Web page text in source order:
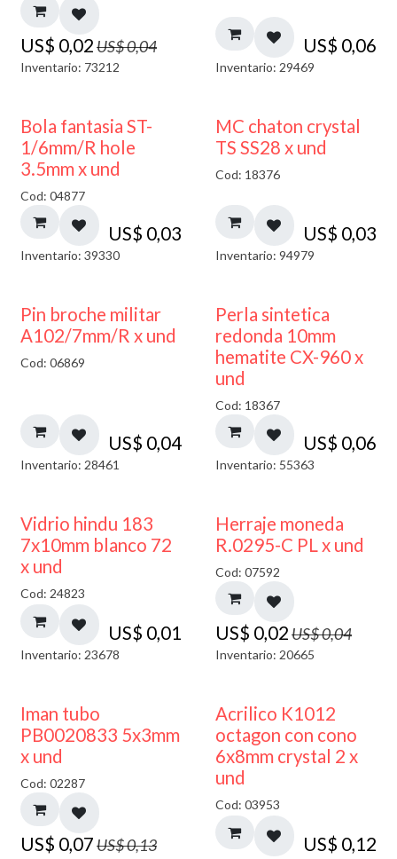
US$ 0,02US$0,04
Inventario: 73212
US$ 0,06
Inventario: 29469
Bola fantasia ST-
1/6mm/R hole
3.5mm x und
Cod: 04877
US$ 0,03
Inventario: 39330
MC chaton crystal
TS SS28 x und
Cod: 18376
US$ 0,03
Inventario: 94979
Pin broche militar
A102/7mm/R x und
Cod: 06869
US$ 0,04
Inventario: 28461
Perla sintetica
redonda 10mm
hematite CX-960 x
und
Cod: 18367
US$ 0,06
Inventario: 55363
40% DESCUENTO
Vidrio hindu 183
7x10mm blanco 72
x und
Cod: 24823
US$ 0,01
Inventario: 23678
50% DESCUENTO
Herraje moneda
R.0295-C PL x und
Cod: 07592
US$ 0,02US$0,04
Inventario: 20665
50% DESCUENTO
Iman tubo
PB0020833 5x3mm
x und
Cod: 02287
US$ 0,07US$0,13
Acrilico K1012
octagon con cono
6x8mm crystal 2 x
und
Cod: 03953
US$ 0,12